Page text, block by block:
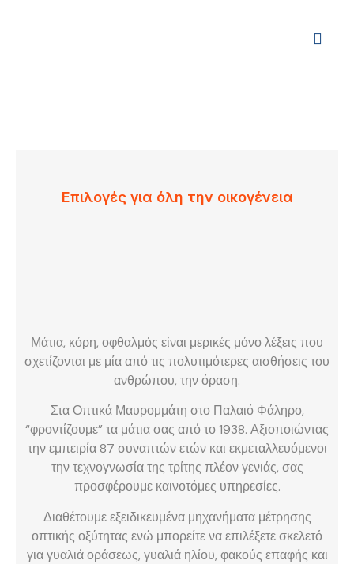
Επιλογές για όλη την οικογένεια
Μάτια, κόρη, οφθαλμός είναι μερικές μόνο λέξεις που
σχετίζονται με μία από τις πολυτιμότερες αισθήσεις του
ανθρώπου, την όραση.
Στα Οπτικά Μαυρομμάτη στο Παλαιό Φάληρο,
“φροντίζουμε” τα μάτια σας από το 1938. Αξιοποιώντας
την εμπειρία 87 συναπτών ετών και εκμεταλλευόμενοι
την τεχνογνωσία της τρίτης πλέον γενιάς, σας
προσφέρουμε καινοτόμες υπηρεσίες.
Διαθέτουμε εξειδικευμένα μηχανήματα μέτρησης
οπτικής οξύτητας ενώ μπορείτε να επιλέξετε σκελετό
για γυαλιά οράσεως, γυαλιά ηλίου, φακούς επαφής και